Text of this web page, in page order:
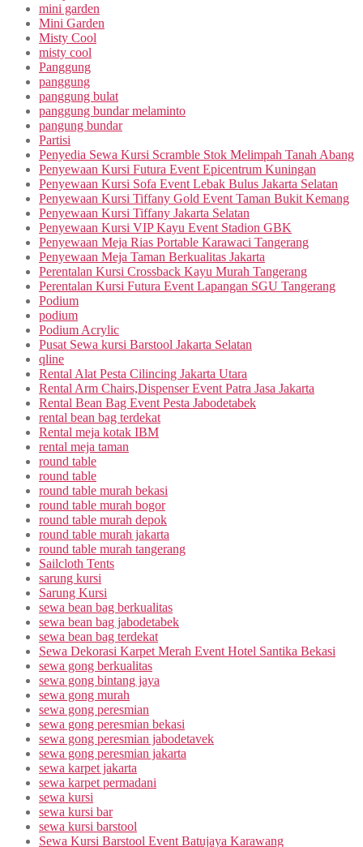
mini garden
Mini Garden
Misty Cool
misty cool
Panggung
panggung
panggung bulat
panggung bundar melaminto
pangung bundar
Partisi
Penyedia Sewa Kursi Scramble Stok Melimpah Tanah Abang
Penyewaan Kursi Futura Event Epicentrum Kuningan
Penyewaan Kursi Sofa Event Lebak Bulus Jakarta Selatan
Penyewaan Kursi Tiffany Gold Event Taman Bukit Kemang
Penyewaan Kursi Tiffany Jakarta Selatan
Penyewaan Kursi VIP Kayu Event Stadion GBK
Penyewaan Meja Rias Portable Karawaci Tangerang
Penyewaan Meja Taman Berkualitas Jakarta
Perentalan Kursi Crossback Kayu Murah Tangerang
Perentalan Kursi Futura Event Lapangan SGU Tangerang
Podium
podium
Podium Acrylic
Pusat Sewa kursi Barstool Jakarta Selatan
qline
Rental Alat Pesta Cilincing Jakarta Utara
Rental Arm Chairs,Dispenser Event Patra Jasa Jakarta
Rental Bean Bag Event Pesta Jabodetabek
rental bean bag terdekat
Rental meja kotak IBM
rental meja taman
round table
round table
round table murah bekasi
round table murah bogor
round table murah depok
round table murah jakarta
round table murah tangerang
Sailcloth Tents
sarung kursi
Sarung Kursi
sewa bean bag berkualitas
sewa bean bag jabodetabek
sewa bean bag terdekat
Sewa Dekorasi Karpet Merah Event Hotel Santika Bekasi
sewa gong berkualitas
sewa gong bintang jaya
sewa gong murah
sewa gong peresmian
sewa gong peresmian bekasi
sewa gong peresmian jabodetavek
sewa gong peresmian jakarta
sewa karpet jakarta
sewa karpet permadani
sewa kursi
sewa kursi bar
sewa kursi barstool
Sewa Kursi Barstool Event Batujaya Karawang